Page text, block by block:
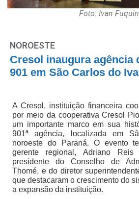
Foto: Ivan
NOROESTE
Cresol inaugura agência
901 em São Carlos do
A Cresol, instituição financeira
por meio da cooperativa Cresol
um importante marco em sua
901ª agência, localizada em
noroeste do Paraná. O evento
gerente regional, Adriano
presidente do Conselho de
Thomé, e do diretor
que destacaram o crescimento do
a expansão da instituição.